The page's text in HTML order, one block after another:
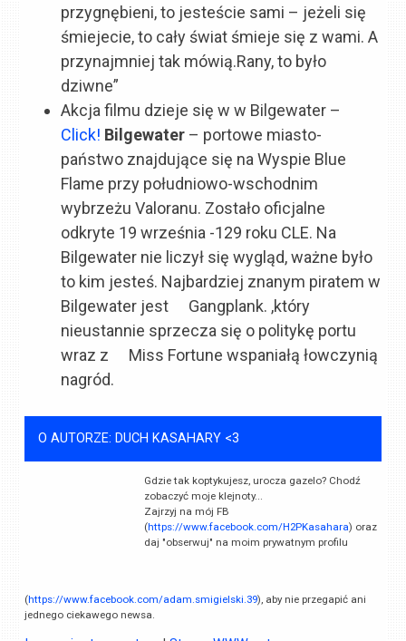
przygnębieni, to jesteście sami – jeżeli się
śmiejecie, to cały świat śmieje się z wami. A
przynajmniej tak mówią.Rany, to było
dziwne”
Akcja filmu dzieje się w w Bilgewater –
Click! Bilgewater – portowe miasto-
państwo znajdujące się na Wyspie Blue
Flame przy południowo-wschodnim
wybrzeżu Valoranu. Zostało oficjalne
odkryte 19 września -129 roku CLE. Na
Bilgewater nie liczył się wygląd, ważne było
to kim jesteś. Najbardziej znanym piratem w
Bilgewater jest
Gangplank. ,który
nieustannie sprzecza się o politykę portu
wraz z
Miss Fortune wspaniałą łowczynią
nagród.
O AUTORZE: DUCH KASAHARY <3
Gdzie tak koptykujesz, urocza gazelo? Chodź
zobaczyć moje klejnoty...
Zajrzyj na mój FB
(https://www.facebook.com/H2PKasahara) oraz
daj "obserwuj" na moim prywatnym profilu
(https://www.facebook.com/adam.smigielski.39), aby nie przegapić ani
jednego ciekawego newsa.